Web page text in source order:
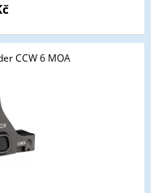
CCW 6 MOA